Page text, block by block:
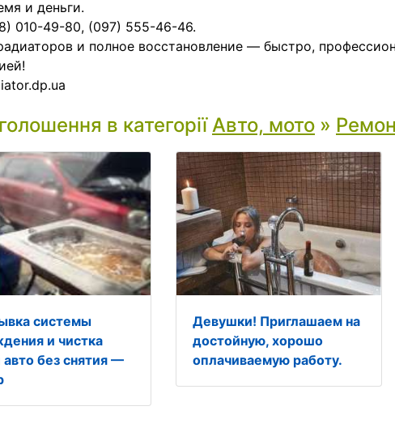
и деньги.
010-49-80, (097) 555-46-46.
и полное восстановление — быстро,
в категоріїАвто, мото »
системы
и чистка
авто без снятия —
Девушки! Приглашаем на
достойную, хорошо
оплачиваемую работу.